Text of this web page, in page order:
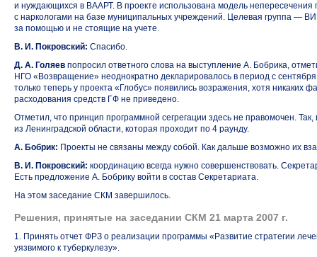
и нуждающихся в ВААРТ. В проекте использована модель непересечения
с наркологами на базе муниципальных учреждений. Целевая группа —
за помощью и не стоящие на учете.
В. И. Покровский: Спасибо.
Д. А. Голяев попросил ответного слова на выступление А. Бобрика,
НГО «Возвращение» неоднократно декларировалось в период с
только теперь у проекта «Глобус» появились возражения, хотя никаких
расходования средств ГФ не приведено.
Отметил, что принцип программной сегрегации здесь не правомочен.
из Ленинградской области, которая проходит по 4 раунду.
А. Бобрик: Проекты не связаны между собой. Как дальше возможно их
В. И. Покровский: координацию всегда нужно совершенствовать.
Есть предложение А. Бобрику войти в состав Секретариата.
На этом заседание СКМ завершилось.
Решения, принятые на заседании СКМ 21 марта 2007 г.
1. Принять отчет ФРЗ о реализации программы «Развитие стратегии
уязвимого к туберкулезу».